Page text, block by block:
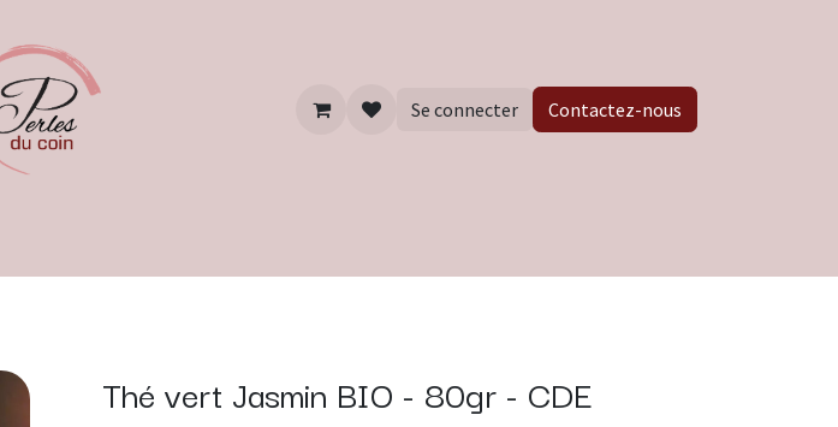
Se connecter Contactez-nous
Thé vert Jasmin BIO - 80gr - CDE